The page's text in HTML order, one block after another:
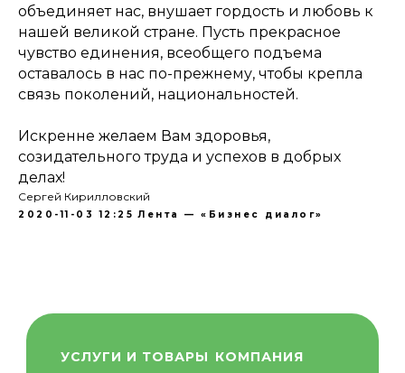
объединяет нас, внушает гордость и любовь к
нашей великой стране. Пусть прекрасное
чувство единения, всеобщего подъема
оставалось в нас по-прежнему, чтобы крепла
связь поколений, национальностей.
Искренне желаем Вам здоровья,
созидательного труда и успехов в добрых
делах!
Сергей Кирилловский
2020-11-03 12:25 Лента — «Бизнес диалог»
УСЛУГИ И ТОВАРЫ КОМПАНИЯ